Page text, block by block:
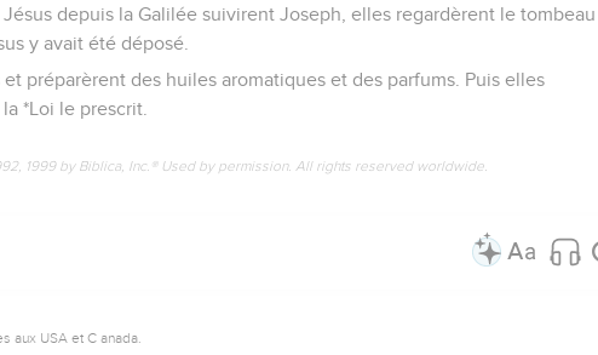
depuis la Galilée suivirent Joseph, elles regardèrent le tombeau
y avait été déposé.
préparèrent des huiles aromatiques et des parfums. Puis elles
*Loi le prescrit.
1999 by Biblica, Inc.® Used by permission. All rights reserved worldwide.
aux USA et C anada.